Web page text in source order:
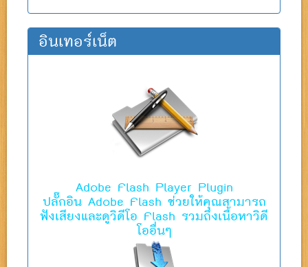
อินเทอร์เน็ต
Adobe Flash Player Plugin
ปลั๊กอิน Adobe Flash ช่วยให้คุณสามารถ
ฟังเสียงและดูวิดีโอ Flash รวมถึงเนื้อหาวิดี
โออื่นๆ